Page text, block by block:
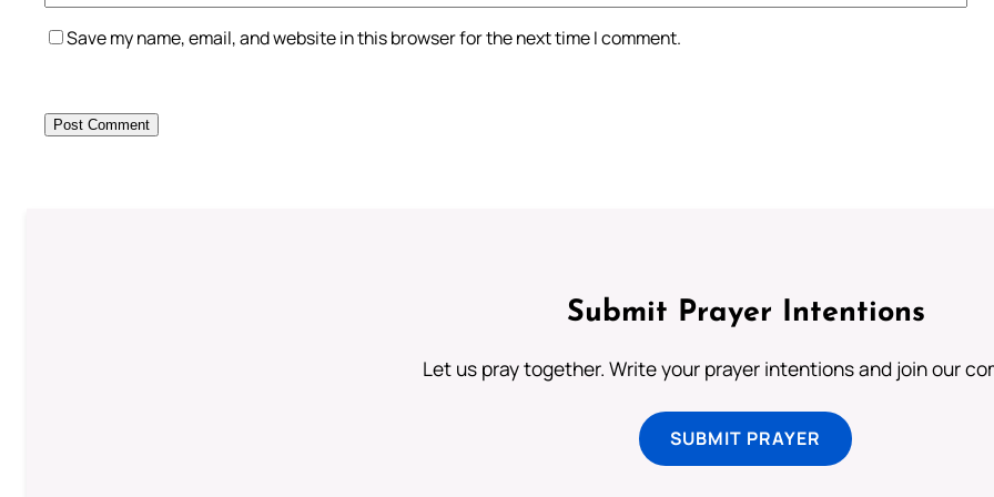
Save my name, email, and website in this browser for the next time I comment.
Submit Prayer Intentions
Let us pray together. Write your prayer intentions and join our
SUBMIT PRAYER